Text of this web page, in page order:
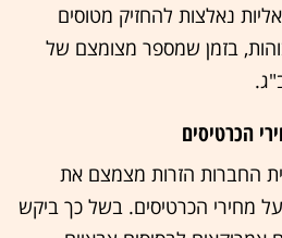
נאלצות להחזיק מטוסים
בזמן שמספר מצומצם של
הכרטיסים
החברות הזרות מצמצם את
מחירי הכרטיסים. בשל כך ביקש